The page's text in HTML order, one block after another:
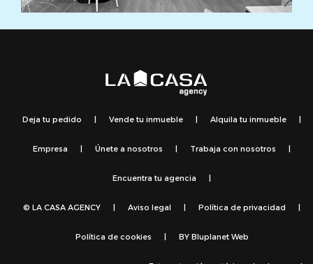
Deja tu pedido | Vende tu inmueble | Alquila tu inmueble |
Empresa | Únete a nosotros | Trabaja con nosotros |
Encuentra tu agencia |
© LA CASA AGENCY | Aviso legal | Política de privacidad |
Política de cookies | BY Bluplanet Web